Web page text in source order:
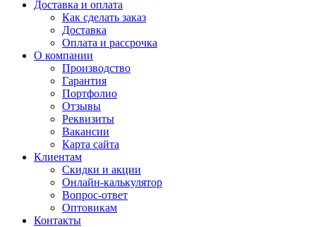
Доставка и оплата
Как сделать заказ
Доставка
Оплата и рассрочка
О компании
Производство
Гарантия
Портфолио
Отзывы
Реквизиты
Вакансии
Карта сайта
Клиентам
Скидки и акции
Онлайн-калькулятор
Вопрос-ответ
Оптовикам
Контакты